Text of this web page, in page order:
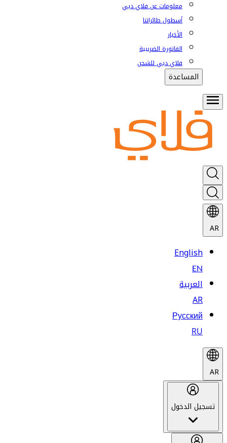
معلومات عن فلاي دبي
أسطول طائراتنا
الأخبار
الفاتورة الضريبية
فلاي دبي للشحن
المساعدة
AR
English
EN
العربية
AR
Русский
RU
AR
تسجيل الدخول